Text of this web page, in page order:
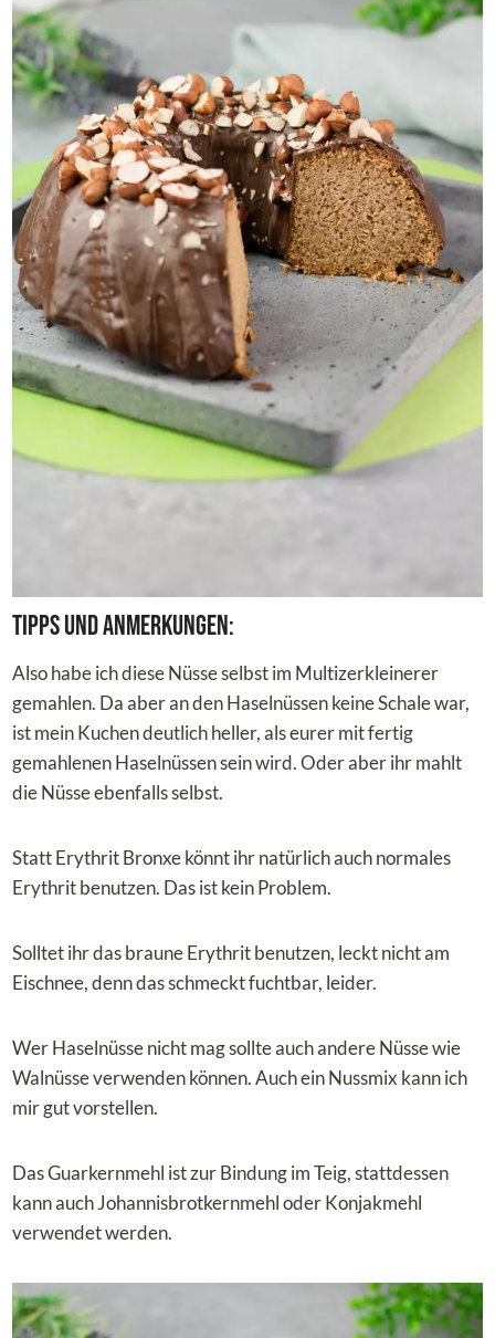
Tipps und Anmerkungen:
Also habe ich diese Nüsse selbst im Multizerkleinerer
gemahlen. Da aber an den Haselnüssen keine Schale war,
ist mein Kuchen deutlich heller, als eurer mit fertig
gemahlenen Haselnüssen sein wird. Oder aber ihr mahlt
die Nüsse ebenfalls selbst.
Statt Erythrit Bronxe könnt ihr natürlich auch normales
Erythrit benutzen. Das ist kein Problem.
Solltet ihr das braune Erythrit benutzen, leckt nicht am
Eischnee, denn das schmeckt fuchtbar, leider.
Wer Haselnüsse nicht mag sollte auch andere Nüsse wie
Walnüsse verwenden können. Auch ein Nussmix kann ich
mir gut vorstellen.
Das Guarkernmehl ist zur Bindung im Teig, stattdessen
kann auch Johannisbrotkernmehl oder Konjakmehl
verwendet werden.